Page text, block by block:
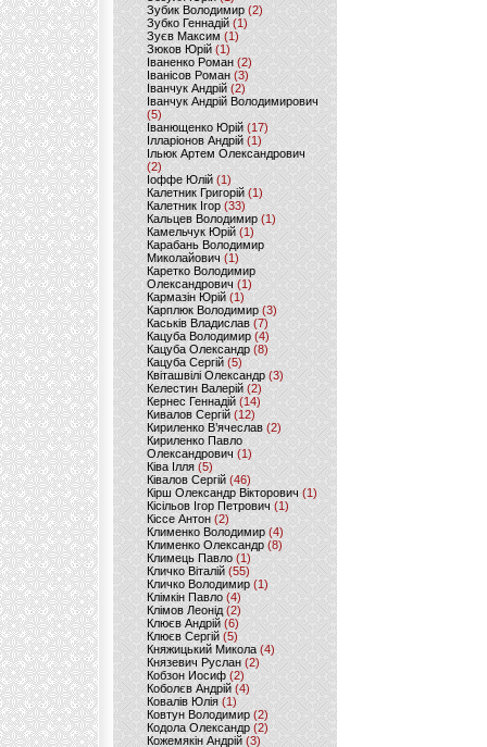
Зубик Володимир (2)
Зубко Геннадій (1)
Зуєв Максим(1)
Зюков Юрій (1)
Іваненко Роман (2)
Іванісов Роман (3)
Іванчук Андрій(2)
Іванчук Андрій Володимирович
(5)
Іванющенко Юрій (17)
Ілларіонов Андрій (1)
Ільюк Артем Олександрович
(2)
Іоффе Юлій (1)
Калетник Григорій(1)
Калетник Ігор (33)
Кальцев Володимир(1)
Камельчук Юрій (1)
Карабань Володимир
Миколайович (1)
Каретко Володимир
Олександрович (1)
Кармазін Юрій(1)
Карплюк Володимир(3)
Каськів Владислав (7)
Кацуба Володимир (4)
Кацуба Олександр (8)
Кацуба Сергій (5)
Квіташвілі Олександр(3)
Келестин Валерій(2)
Кернес Геннадій (14)
Кивалов Сергій (12)
Кириленко В’ячеслав (2)
Кириленко Павло
Олександрович (1)
Ківа Ілля (5)
Ківалов Сергій(46)
Кірш Олександр Вікторович (1)
Кісільов Ігор Петрович (1)
Кіссе Антон (2)
Клименко Володимир(4)
Клименко Олександр (8)
Климець Павло (1)
Кличко Віталій(55)
Кличко Володимир (1)
Клімкін Павло (4)
Клімов Леонід(2)
Клюєв Андрій(6)
Клюєв Сергій (5)
Княжицький Микола(4)
Князевич Руслан (2)
Кобзон Иосиф(2)
Коболєв Андрій (4)
Ковалів Юлія(1)
Ковтун Володимир (2)
Кодола Олександр (2)
Кожемякін Андрій (3)